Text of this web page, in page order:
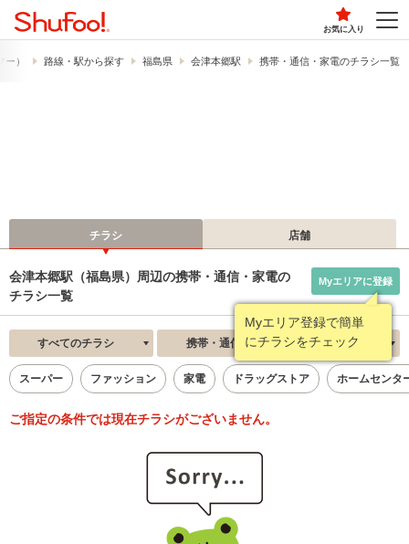
お気に入り
） 路線・駅から探す 福島県 会津本郷駅 携帯・通信・家電のチラシ一覧
チラシ 店舗
会津本郷駅（福島県）周辺の携帯・通信・家電の
チラシ一覧
Myエリア登録で簡単
にチラシをチェック
Myエリアに登録
すべてのチラシ 携帯・通信・家電 新着順
スーパー ファッション 家電 ドラッグストア ホームセンタ
ご指定の条件では現在チラシがございません。